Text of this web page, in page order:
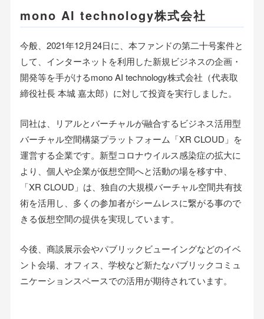
mono AI technology株式会社
今般、2021年12月24日に、本ファンドの第二十号案件と
して、インターネットを利用した新規ビジネスの企画・
開発等を手がけるmono AI technology株式会社（代表取
締役社長 本城 嘉太郎）に対して投資を実行しました。
同社は、リアルとバーチャルが融合するビジネス活用型
バーチャル空間構築プラットフォーム「XR CLOUD」を
運営する企業です。新型コロナウイルス感染症の拡大に
より、個人や企業が仮想空間へと活動の場を移す中、
「XR CLOUD」は、独自の大規模バーチャル空間共有技
術を活用し、多くの参加者がシームレスに繋がる事ので
きる仮想空間の提供を実現しています。
今後、商談展示会やパブリックビューイングなどのイベ
ント会場、オフィス、学校など新たなパブリックコミュ
ニケーションスペースでの活用が期待されています。